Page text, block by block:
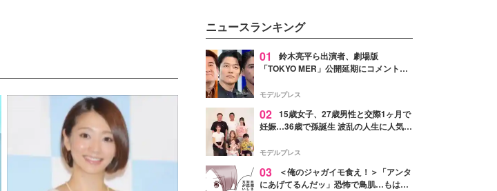
好さんを迎えて本音で女子会トー
ク。猛暑のお出かけを快適に過ご
すヒントや、2人が感動した夏の
生理の新常識にも迫りました。
ニュースランキング
01
鈴木亮平ら出演者、劇場版
「TOKYO MER」公開延期にコメント
最大の敬意とエールを」
モデルプレス
02 15歳女子、27歳男性と交際1ヶ月で
妊娠…36歳で孫誕生 波乱の人生に人気タ
よ！」
モデルプレス
03
＜俺のジャガイモ食え！＞「アンタ
にあげてるんだッ」恐怖で鳥肌…もはや